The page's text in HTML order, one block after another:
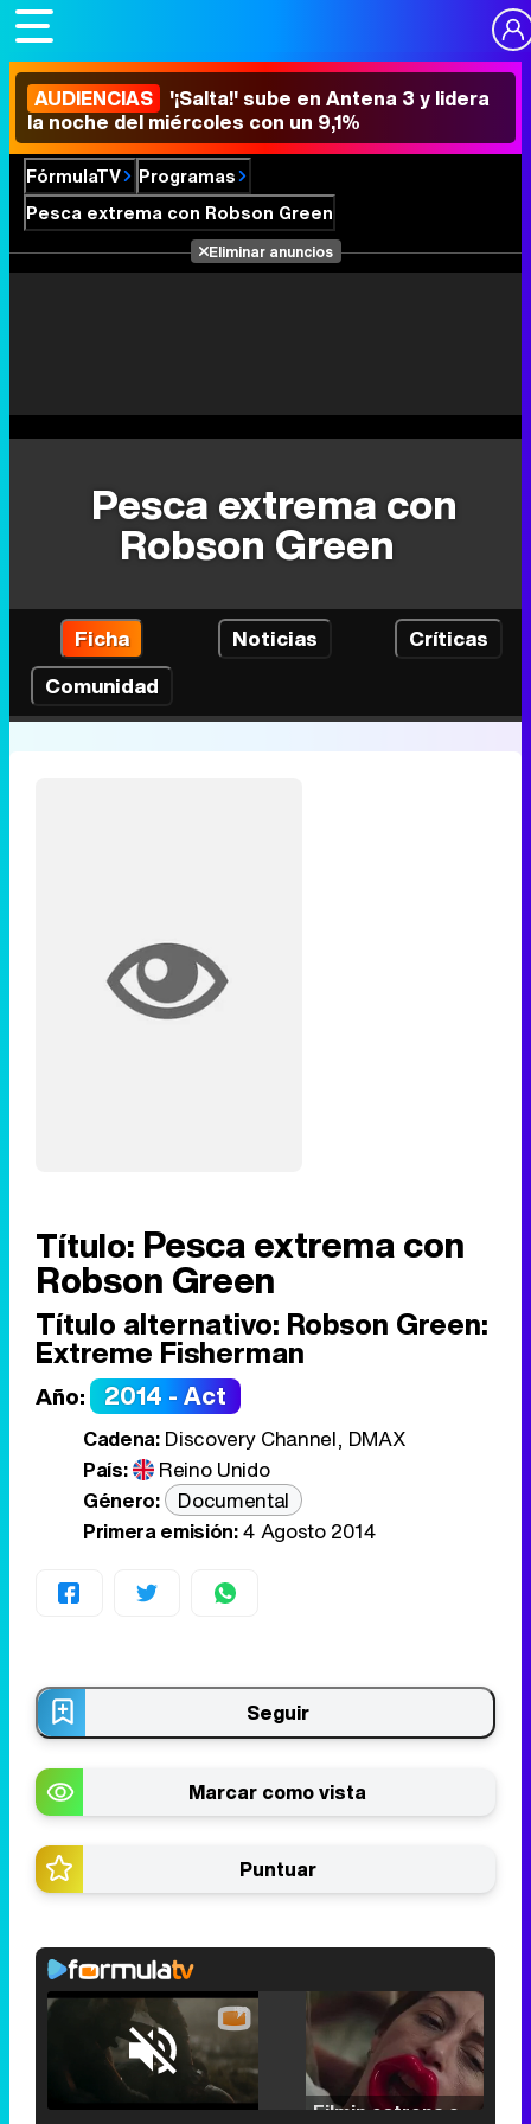
AUDIENCIAS '¡Salta!' sube en Antena 3 y lidera
la noche del miércoles con un 9,1%
FórmulaTV
Programas
Pesca extrema con Robson Green
Eliminar anuncios
Pesca extrema con
Robson Green
Ficha Noticias
Críticas
Comunidad
Título: Pesca extrema con
Robson Green
Título alternativo: Robson Green:
Extreme Fisherman
Año: 2014 - Act
Cadena:Discovery Channel, DMAX
País:
Reino Unido
Género:
Documental
Primera emisión:4 Agosto 2014
Seguir
Marcar como vista
Puntuar
Unmute /
Loaded:
25.30%